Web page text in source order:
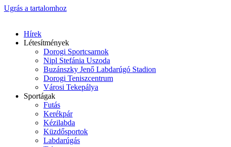
Ugrás a tartalomhoz
Hírek
Létesítmények
Dorogi Sportcsarnok
Nipl Stefánia Uszoda
Buzánszky Jenő Labdarúgó Stadion
Dorogi Teniszcentrum
Városi Tekepálya
Sportágak
Futás
Kerékpár
Kézilabda
Küzdősportok
Labdarúgás